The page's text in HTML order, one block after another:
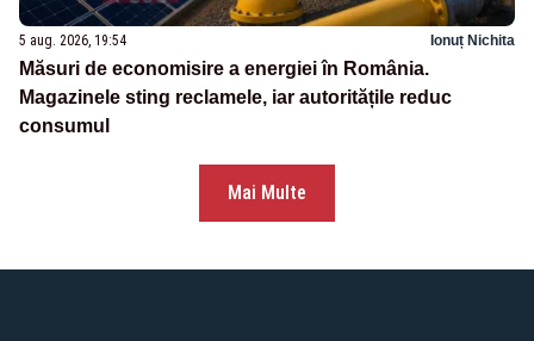
5 aug. 2026, 19:54 Ionuț Nichita
Măsuri de economisire a energiei în România.
Magazinele sting reclamele, iar autoritățile reduc
consumul
Mai Multe